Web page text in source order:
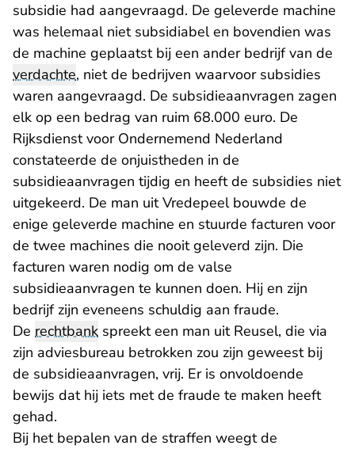
subsidie had aangevraagd. De geleverde machine
was helemaal niet subsidiabel en bovendien was
de machine geplaatst bij een ander bedrijf van de
verdachte, niet de bedrijven waarvoor subsidies
waren aangevraagd. De subsidieaanvragen zagen
elk op een bedrag van ruim 68.000 euro. De
Rijksdienst voor Ondernemend Nederland
constateerde de onjuistheden in de
subsidieaanvragen tijdig en heeft de subsidies niet
uitgekeerd. De man uit Vredepeel bouwde de
enige geleverde machine en stuurde facturen voor
de twee machines die nooit geleverd zijn. Die
facturen waren nodig om de valse
subsidieaanvragen te kunnen doen. Hij en zijn
bedrijf zijn eveneens schuldig aan fraude.
De rechtbank spreekt een man uit Reusel, die via
zijn adviesbureau betrokken zou zijn geweest bij
de subsidieaanvragen, vrij. Er is onvoldoende
bewijs dat hij iets met de fraude te maken heeft
gehad.
Bij het bepalen van de straffen weegt de